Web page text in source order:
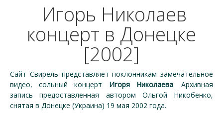
Игорь Николаев
концерт в Донецке
[2002]
Сайт Свирель представляет поклонникам замечательное
видео, сольный концерт Игоря Николаева. Архивная
запись предоставленная автором Ольгой Никобенко,
снятая в Донецке (Украина) 19 мая 2002 года.